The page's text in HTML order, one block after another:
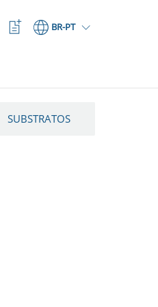
BR-PT
Abrir
lista
SUBSTRATOS